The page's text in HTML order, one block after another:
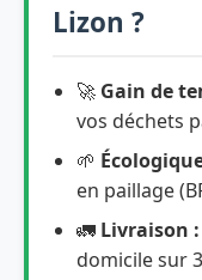
Lizon ?
🚀 Gain de
vos déchets
🌱
en paillage
🚛 Livraison :
domicile sur